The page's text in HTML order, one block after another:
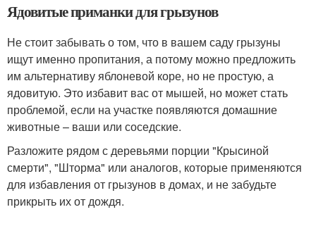
Ядовитые приманки для грызунов
Не стоит забывать о том, что в вашем саду грызуны
ищут именно пропитания, а потому можно предложить
им альтернативу яблоневой коре, но не простую, а
ядовитую. Это избавит вас от мышей, но может стать
проблемой, если на участке появляются домашние
животные – ваши или соседские.
Разложите рядом с деревьями порции "Крысиной
смерти", "Шторма" или аналогов, которые применяются
для избавления от грызунов в домах, и не забудьте
прикрыть их от дождя.